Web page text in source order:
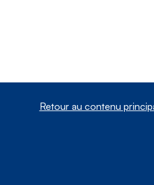
Retour au contenu